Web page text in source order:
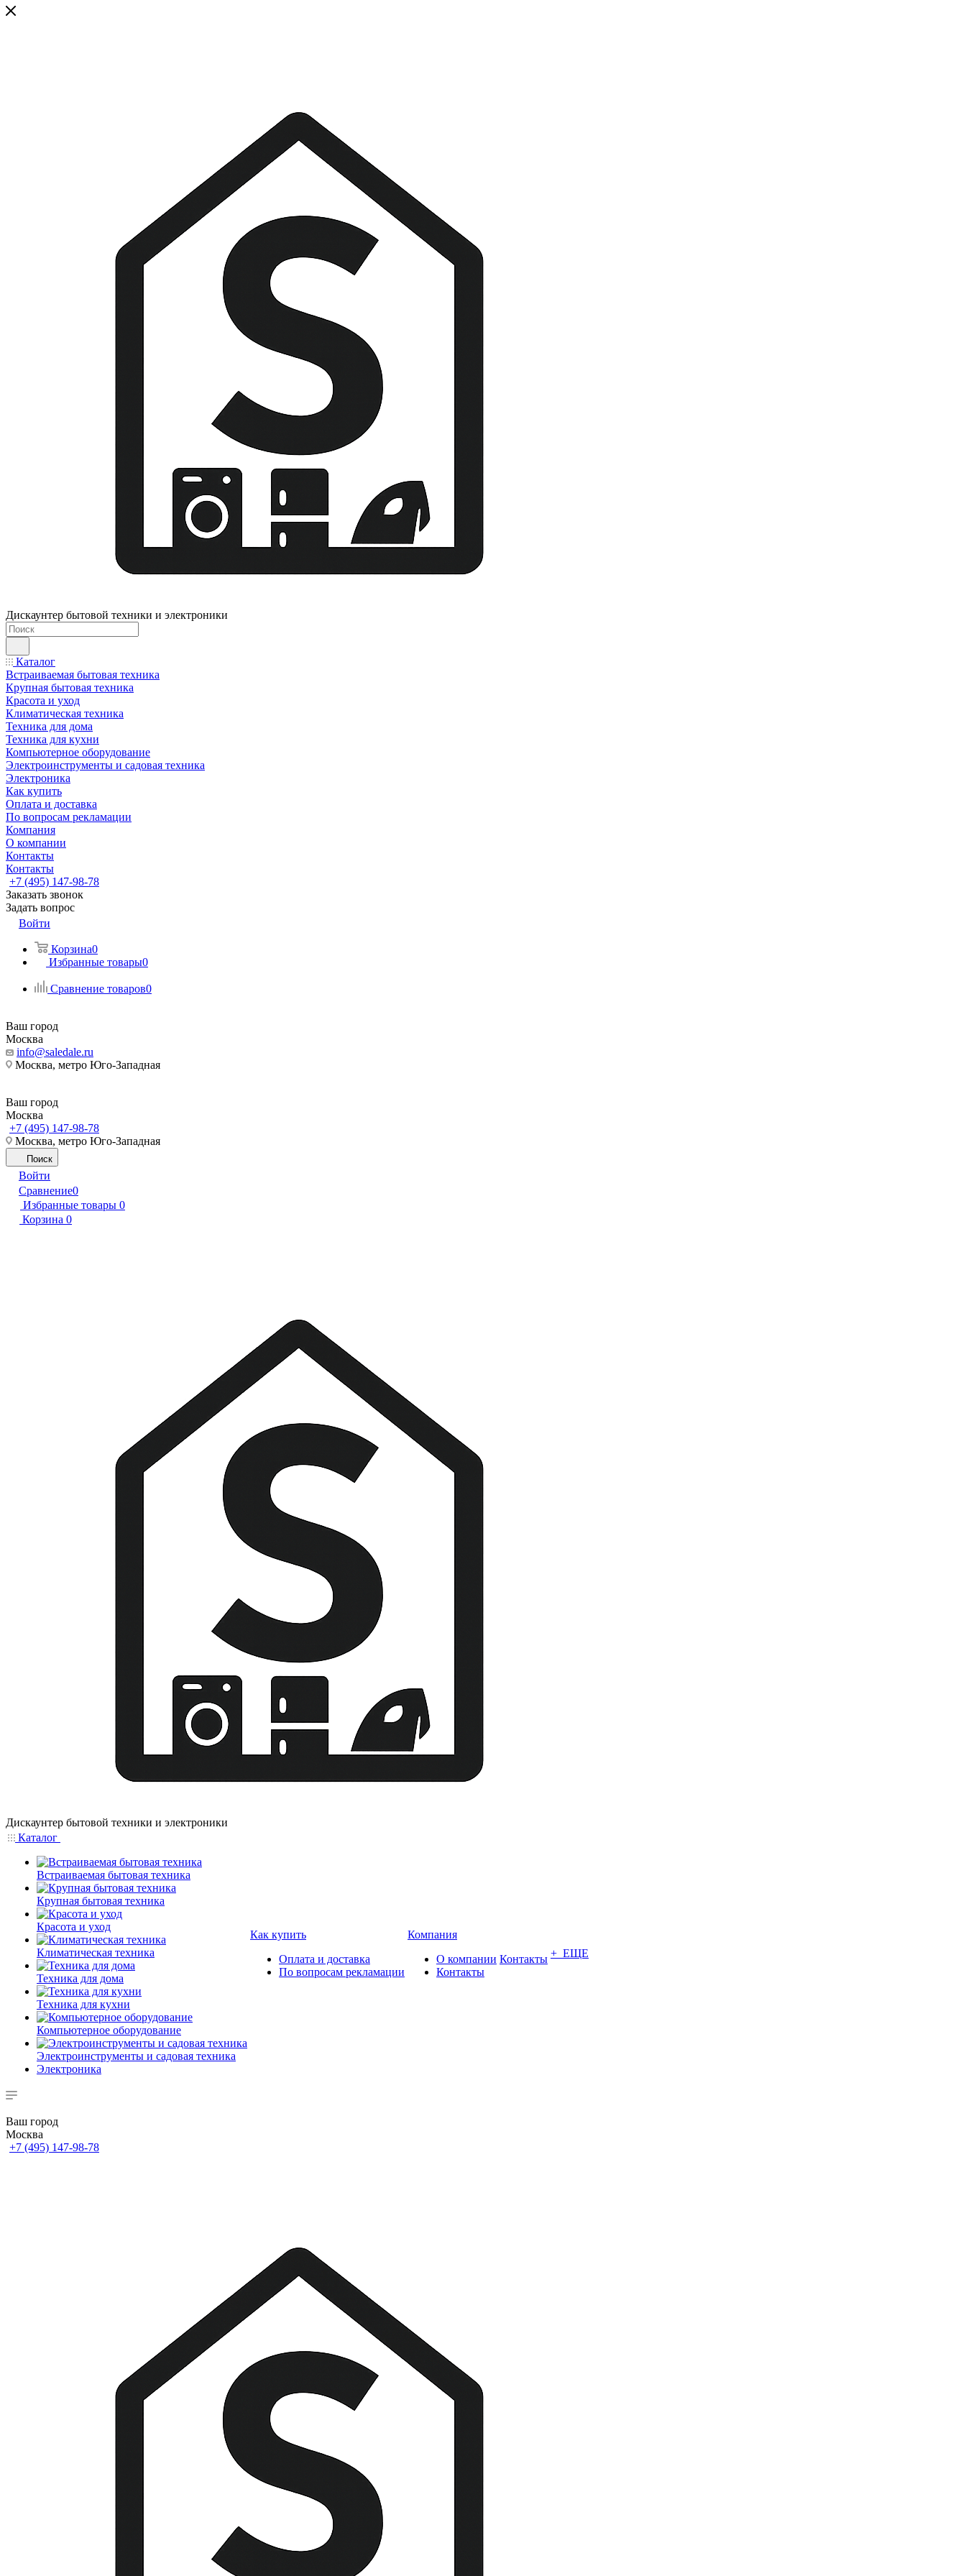
Дискаунтер бытовой техники и электроники
Каталог
Встраиваемая бытовая техника
Крупная бытовая техника
Красота и уход
Климатическая техника
Техника для дома
Техника для кухни
Компьютерное оборудование
Электроинструменты и садовая техника
Электроника
Как купить
Оплата и доставка
По вопросам рекламации
Компания
О компании
Контакты
Контакты
+7 (495) 147-98-78
Заказать звонок
Задать вопрос
Войти
Корзина0
Избранные товары0
Сравнение товаров0
Ваш город
Москва
info@saledale.ru
Москва, метро Юго-Западная
Ваш город
Москва
+7 (495) 147-98-78
Москва, метро Юго-Западная
Поиск
Войти
Сравнение0
Избранные товары 0
Корзина 0
Дискаунтер бытовой техники и электроники
Каталог
Встраиваемая бытовая техника
Крупная бытовая техника
Красота и уход
Климатическая техника
Техника для дома
Техника для кухни
Компьютерное оборудование
Электроинструменты и садовая техника
Электроника
Как купить
Оплата и доставка
По вопросам рекламации
Компания
О компании
Контакты
Контакты + ЕЩЕ
Ваш город
Москва
+7 (495) 147-98-78